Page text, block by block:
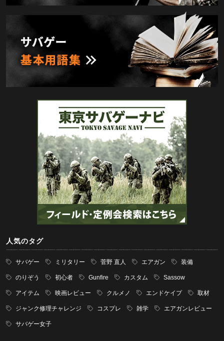
人気のタグ
サバゲー ミリタリー 菅野 直人 エアガン 装備
のりぞう 初心者 Gunfire カスタム Sassow
アイテム 映画レビュー クルメノ エンドケイプ 取材
ジャンク修理チャレンジ コスプレ 雑学 エアガンレビュー
サバゲー女子